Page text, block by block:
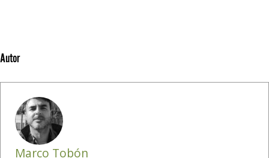
Autor
Marco Tobón